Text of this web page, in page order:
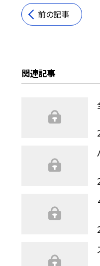
前の記事
関連記事